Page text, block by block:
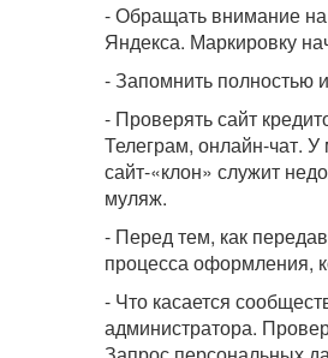
- Обращать внимание на
Яндекса. Маркировку
- Запомнить полностью
- Проверять сайт
Телеграм, онлайн-чат.
сайт-«клон» служит
муляж.
- Перед тем, как
процесса оформления,
- Что касается
администратора.